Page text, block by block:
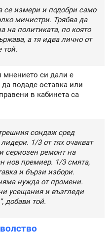
се измери и подобри само
министри. Трябва да
на политиката, по която
а тя идва лично от
той.
си дали е
подаде оставка или
в кабинета са
сондаж сред
1/3 от тях очакват
сериозен ремонт на
нов премиер. 1/3 смята,
и бързи избори.
нужда от промени.
усещания и възгледи
добави той.